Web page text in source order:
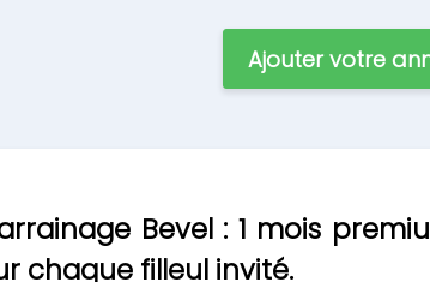
Ajouter votre
Bevel : 1 mois
chaque filleul invité.